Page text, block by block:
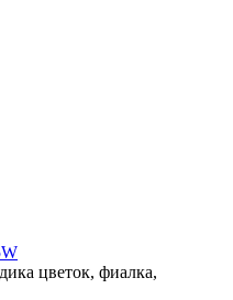
цветок, фиалка,